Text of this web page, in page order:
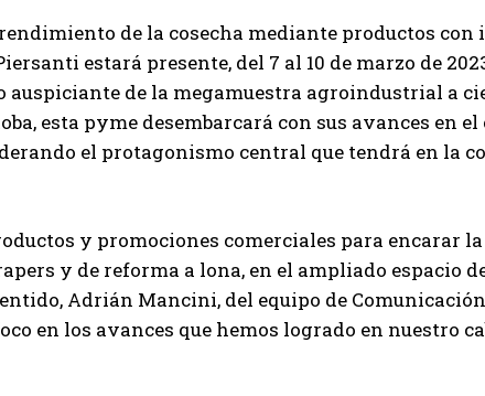
de la cosecha mediante productos
estará presente, del 7 al 10 de marzo de
auspiciante de la megamuestra agroindustrial a
esta pyme desembarcará con sus avances en
el protagonismo central que tendrá en la
y promociones comerciales para encarar
y de reforma a lona, en el ampliado espacio
Adrián Mancini, del equipo de
en los avances que hemos logrado en nuestro